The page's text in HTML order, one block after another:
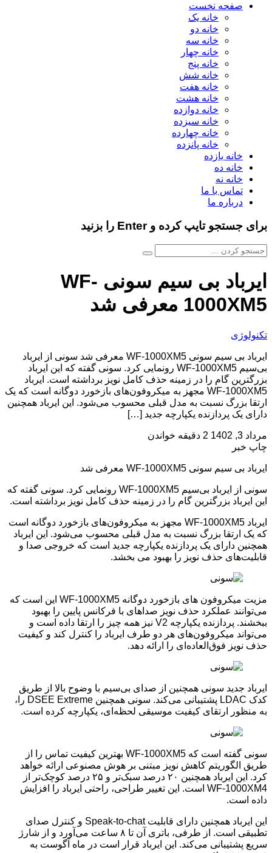
صفحه نخست
خانه یک
خانه دو
خانه سه
خانه چهار
خانه پنج
خانه شش
خانه هفت
خانه هشت
خانه دوازده
خانه سیزده
خانه چهارده
خانه پانزده
خانه یازده
خانه ده
خانه نه
تماس با ما
درباره ما
برای جستجو تایپ کرده و Enter را بزنید
ایرباد بی سیم سونی WF-
1000XM5 معرفی شد
تکنولوژی
ایرباد بی سیم سونی WF-1000XM5 معرفی شد سونی از ایرباد
بی‌سیم WF-1000XM5 رونمایی کرد. سونی گفته که این ایرباد
بزرگترین گام را در زمینه حذف کامل نویز برداشته است. ایرباد
WF-1000XM5 مجهز به میکروفون‌های بازخورد دوگانه است که یک
ارتقا بزرگ نسبت به مدل قبلی محسوب می‌شود. این ایرباد همچنین
دارای یک پردازنده یکپارچه جدید […]
مرداد 3, 1402
2 دقیقه خواندن
چاپ خبر
ایرباد بی سیم سونی WF-1000XM5 معرفی شد
سونی از ایرباد بی‌سیم WF-1000XM5 رونمایی کرد. سونی گفته که
این ایرباد بزرگترین گام را در زمینه حذف کامل نویز برداشته است.
ایرباد WF-1000XM5 مجهز به میکروفون‌های بازخورد دوگانه است
که یک ارتقا بزرگ نسبت به مدل قبلی محسوب می‌شود. این ایرباد
همچنین دارای یک پردازنده یکپارچه جدید است که خروجی صدا و
قابلیت‌های حذف نویز را بهبود می بخشد.
مزیت میکروفون های بازخورد دوگانه WF-1000XM5 این است که
می‌توانند عملکرد حذف نویز صداهای با فرکانس پایین را بهبود
ببخشند. پردازنده یکپارچه V2 نیز همه چیز را ارتقا داده است و
می‌تواند میکروفون‌های هر دو طرف ایرباد را کنترل کند و کیفیت
حذف نویز فوق‌العاده‌ای را ارائه دهد.
ایرباد جدید سونی همچنین از صدای بی‌سیم با وضوح بالا از طریق
کدک LDAC پشتیبانی می‌کند. سونی همچنین DSEE Extreme را،
به منظور ارتقای کیفیت موسیقی لحظه‌ای، یکپارچه کرده است.
سونی گفته است که WF-1000XM5 بهترین کیفیت تماس را از
طریق الگوریتم کاهش نویز مبتنی بر هوش مصنوعی ارائه خواهد
کرد. این ایرباد همچنین ۲۰ درصد سبک‌تر و ۲۵ درصد کوچک‌تر از
WF-1000XM4 است. این تغییر طراحی، راحتی ایرباد را افزایش
داده است.
این ایرباد همچنین دارای قابلیت Speak-to-chat و کنترل صدای
تطبیقی است. از طرفی، باتری آن تا ۸ ساعت می‌آورد و از شارژ
سریع پشتیبانی می‌کند. این ایرباد قرار است در ماه آگوست به